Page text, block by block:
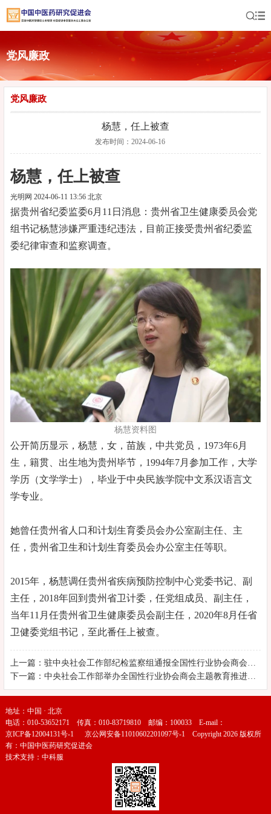
党风廉政
党风廉政
杨慧，任上被查
发布时间：2024-06-16
杨慧，任上被查
光明网 2024-06-11 13:56 北京
据贵州省纪委监委6月11日消息：贵州省卫生健康委员会党
组书记杨慧涉嫌严重违纪违法，目前正接受贵州省纪委监
委纪律审查和监察调查。
杨慧资料图
公开简历显示，杨慧，女，苗族，中共党员，1973年6月
生，籍贯、出生地为贵州毕节，1994年7月参加工作，大学
学历（文学学士），毕业于中央民族学院中文系汉语言文
学专业。
她曾任贵州省人口和计划生育委员会办公室副主任、主
任，贵州省卫生和计划生育委员会办公室主任等职。
2015年，杨慧调任贵州省疾病预防控制中心党委书记、副
主任，2018年回到贵州省卫计委，任党组成员、副主任，
当年11月任贵州省卫生健康委员会副主任，2020年8月任省
卫健委党组书记，至此番任上被查。
上一篇：驻中央社会工作部纪检监察组通报全国性行业协会商会领域执纪执法情况 2024年处置相关问题线索478件 立案22人
下一篇：中央社会工作部举办全国性行业协会商会主题教育推进会暨党风廉政警示教育课
地址：中国 · 北京
电话：010-53652171 传真：010-83719810 邮编：100033 E-mail：
京ICP备12004131号-1
京公网安备11010602201097号-1 Copyright 2026 版权所
有：中国中医药研究促进会
技术支持： 中科服